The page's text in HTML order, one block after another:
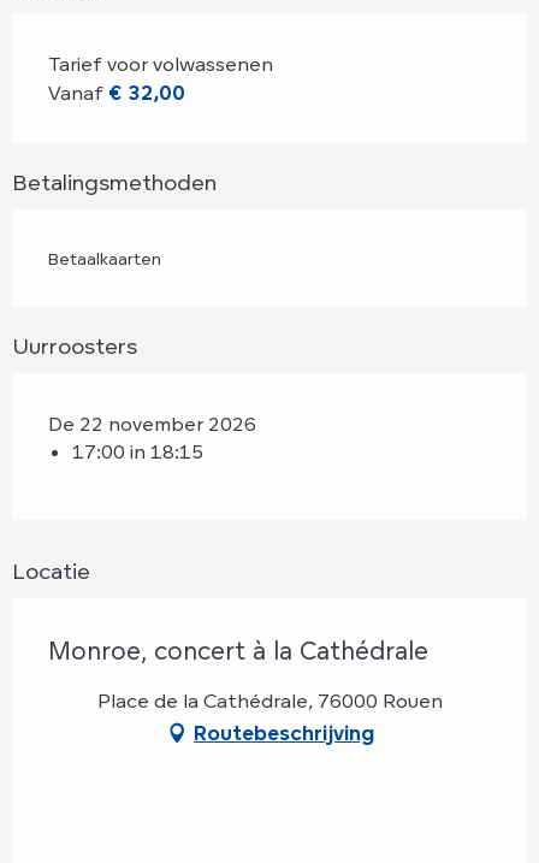
Tarief voor volwassenen
Vanaf € 32,00
Betalingsmethoden
Betaalkaarten
Uurroosters
De 22 november 2026
17:00 in 18:15
Locatie
Monroe, concert à la Cathédrale
Place de la Cathédrale, 76000 Rouen
Routebeschrijving